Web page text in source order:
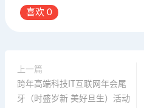
喜欢 0
上一篇
跨年高端科技IT互联网年会尾
牙（时盛岁新 美好旦生）活动